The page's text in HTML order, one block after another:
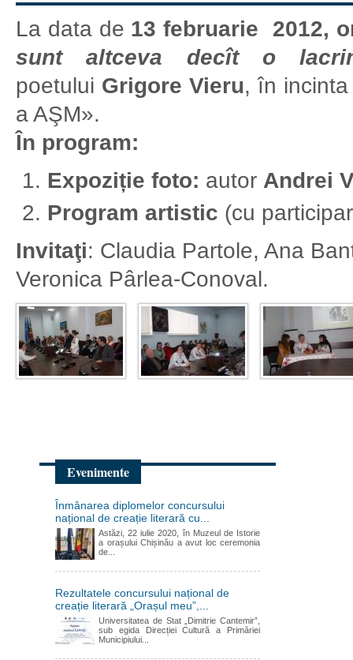
La data de 13 februarie 2012,
sunt altceva decît o
poetului Grigore Vieru, în
a AŞM».
În program:
Expoziție foto: autor Andrei
Program artistic (cu
Invitaţi: Claudia Partole, Ana
Veronica Pârlea-Conoval.
Evenimente
Înmânarea diplomelor concursului
național de creație literară cu...
Astăzi, 22 iulie 2020, în Muzeul de Istorie
a orașului Chișinău a avut loc ceremonia
de...
Rezultatele concursului național de
creație literară „Orașul meu”,...
Universitatea de Stat „Dimitrie Cantemir”,
sub egida Direcției Cultură a Primăriei
Municipiului...